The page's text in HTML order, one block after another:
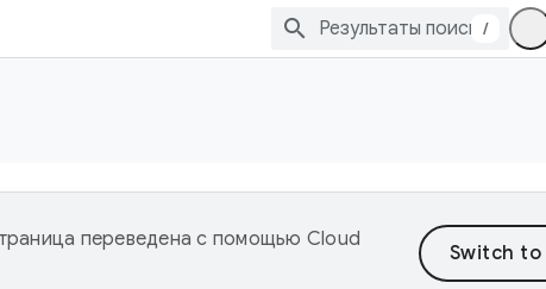
/
переведена с помощью Cloud